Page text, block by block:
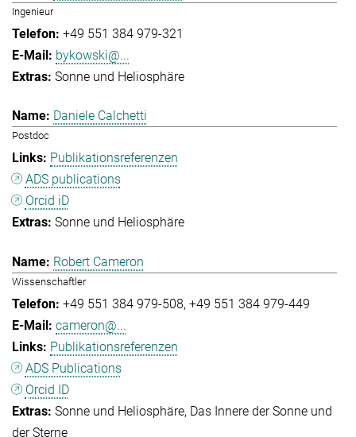
Ingenieur
+49 551 384 979-321
bykowski@...
Sonne und Heliosphäre
Daniele Calchetti
Postdoc
Publikationsreferenzen
ADS publications
Orcid iD
Sonne und Heliosphäre
Robert Cameron
Wissenschaftler
+49 551 384 979-508 +49 551 384 979-449
cameron@...
Publikationsreferenzen
ADS Publications
Orcid ID
Sonne und Heliosphäre Das Innere der Sonne und
der Sterne